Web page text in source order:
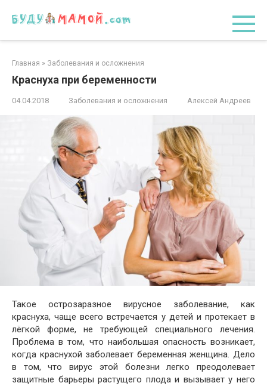
Главная » Заболевания и осложнения
Краснуха при беременности
04.04.2018 Заболевания и осложнения Алексей Андреев
Такое острозаразное вирусное заболевание, как
краснуха, чаще всего встречается у детей и протекает в
лёгкой форме, не требующей специального лечения.
Проблема в том, что наибольшая опасность возникает,
когда краснухой заболевает беременная женщина. Дело
в том, что вирус этой болезни легко преодолевает
защитные барьеры растущего плода и вызывает у него